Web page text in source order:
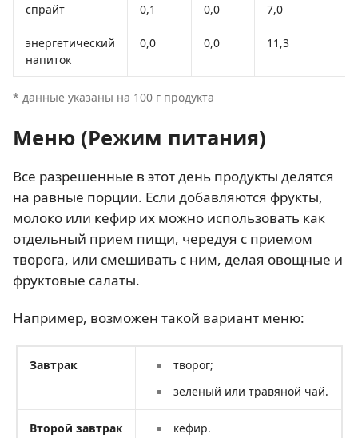
спрайт 0,1 0,0 7,0
энергетический
напиток
0,0 0,0 11,3
* данные указаны на 100 г продукта
Меню (Режим питания)
Все разрешенные в этот день продукты делятся
на равные порции. Если добавляются фрукты,
молоко или кефир их можно использовать как
отдельный прием пищи, чередуя с приемом
творога, или смешивать с ним, делая овощные и
фруктовые салаты.
Например, возможен такой вариант меню:
Завтрак
творог;
зеленый или травяной чай.
Второй завтрак кефир.